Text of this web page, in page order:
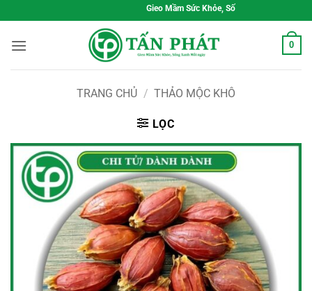
qua
nội
Gieo Mầm Sức Khỏe, Sống Xanh Mỗi Ngày
0
TRANG CHỦ / THẢO MỘC KHÔ
LỌC